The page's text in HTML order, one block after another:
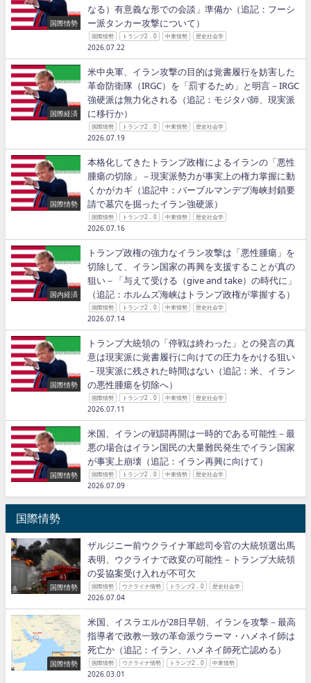
国際情勢
なる）有意義な形での会談」準備か（追記：フーシ
ー派タンカー攻撃について）
国際情勢 トランプ2．0 中東情勢 歴史社会学
2026.07.22
国際経済
米中央軍、イラン攻撃の目的は覚書履行を妨害した
革命防衛隊（IRGC）を「罰するため」と明言－IRGC
強硬派は無力化される（追記：モジタバ師、現実派
に移行か）
国際情勢 トランプ2．0 中東情勢 歴史社会学
2026.07.19
国際情勢
本格化してきたトランプ政権によるイランの「悪性
腫瘍の切除」－現実派勢力が事実上の権力掌握に動
くかがカギ（追記中：バーブルマンデブ海峡封鎖要
請で墓穴を掘ったイラン強硬派）
国際情勢 トランプ2．0 中東情勢 歴史社会学
2026.07.16
国内経済
トランプ政権の強力なイラン攻撃は「悪性腫瘍」を
切除して、イラン国家の再興を支援することが真の
狙い－「与えて受ける（give and take）の時代に」
（追記：ホルムズ海峡はトランプ政権が掌握する）
国際情勢 トランプ2．0 中東情勢 歴史社会学
2026.07.14
国際情勢
トランプ大統領の「停戦は終わった」との発言の真
意は現実派に覚書履行に向けての圧力をかける狙い
－現実派に残された時間はない（追記：米、イラン
の悪性腫瘍を切除へ）
国際情勢 トランプ2．0 中東情勢 歴史社会学
2026.07.11
国際情勢
米国、イランの戦闘再開は一時的である可能性－最
悪の場合はイラン国民の大量難民発生でイラン国家
が事実上崩壊（追記：イラン再興に向けて）
国際情勢 トランプ2．0 中東情勢 歴史社会学
2026.07.09
国際情勢
国際情勢
ザルジニー前ウクライナ軍総司令官の大統領選出馬
表明、ウクライナで政変の可能性－トランプ大統領
の妥協案受け入れが不可欠
国際情勢 ウクライナ情勢 トランプ2．0 歴史社会学
2026.07.04
国際情勢
米国、イスラエルが28日早朝、イランを攻撃－最高
指導者で政教一致の革命派ウラーマ・ハメネイ師は
死亡か（追記：イラン、ハメネイ師死亡認める）
国際情勢 ウクライナ情勢 トランプ2．0 中東情勢
2026.03.01